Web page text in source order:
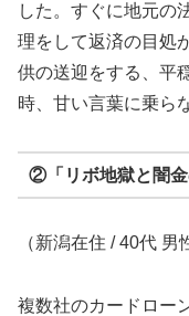
した。すぐに地元の
理をして返済の目処
供の送迎をする、平
時、甘い言葉に乗ら
②「リボ地獄と闇金
（新潟在住 / 40代 男
複数社のカードロー